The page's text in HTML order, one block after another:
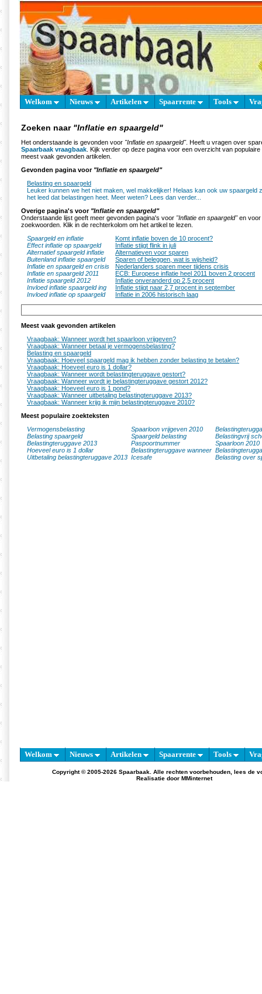
Welkom Nieuws Artikelen Spaarrente Tools
Zoeken naar "Inflatie en spaargeld"
Het onderstaande is gevonden voor "Inflatie en spaargeld". Heeft u vragen over
Spaarbaak vraagbaak . Kijk verder op deze pagina voor een overzicht van
meest vaak gevonden artikelen.
Gevonden pagina voor "Inflatie en spaargeld"
Belasting en spaargeld
Leuker kunnen we het niet maken, wel makkelijker! Helaas kan ook uw spaargeld
het leed dat belastingen heet. Meer weten? Lees dan verder...
Overige pagina's voor "Inflatie en spaargeld"
Onderstaande lijst geeft meer gevonden pagina's voor "Inflatie en spaargeld"en voor
zoekwoorden. Klik in de rechterkolom om het artikel te lezen.
Spaargeld en inflatie
Komt inflatie boven de 10 procent?
Effect inflatie op spaargeld
Inflatie stijgt flink in juli
Alternatief spaargeld inflatie
Alternatieven voor sparen
Buitenland inflatie spaargeld
Sparen of beleggen, wat is wijsheid?
Inflatie en spaargeld en crisis
Nederlanders sparen meer tijdens crisis
Inflatie en spaargeld 2011
ECB: Europese inflatie heel 2011 boven 2 procent
Inflatie spaargeld 2012
Inflatie onveranderd op 2,5 procent
Invloed inflatie spaargeld ing
Inflatie stijgt naar 2,7 procent in september
Invloed inflatie op spaargeld
Inflatie in 2006 historisch laag
Meest vaak gevonden artikelen
Vraagbaak: Wanneer wordt het spaarloon vrijgeven?
Vraagbaak: Wanneer betaal je vermogensbelasting?
Belasting en spaargeld
Vraagbaak: Hoeveel spaargeld mag ik hebben zonder belasting te betalen?
Vraagbaak: Hoeveel euro is 1 dollar?
Vraagbaak: Wanneer wordt belastingteruggave gestort?
Vraagbaak: Wanneer wordt je belastingteruggave gestort 2012?
Vraagbaak: Hoeveel euro is 1 pond?
Vraagbaak: Wanneer uitbetaling belastingteruggave 2013?
Vraagbaak: Wanneer krijg ik mijn belastingteruggave 2010?
Meest populaire zoekteksten
Vermogensbelasting
Spaarloon vrijgeven 2010
Belasting spaargeld
Spaargeld belasting
Belastingvrij
Belastingteruggave 2013
Paspoortnummer
Spaarloon 2010
Hoeveel euro is 1 dollar
Belastingteruggave wanneer
Uitbetaling belastingteruggave 2013 Icesafe Belasting over
Welkom Nieuws Artikelen Spaarrente Tools
Copyright © 2005-2026 Spaarbaak. Alle rechten voorbehouden, lees de
Realisatie door MMinternet